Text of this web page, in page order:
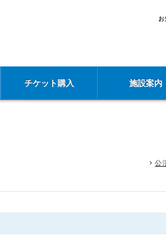
お
チケット購入 施設案内
公